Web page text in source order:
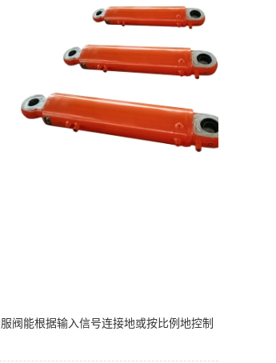
阀能根据输入信号连接地或按比例地控制